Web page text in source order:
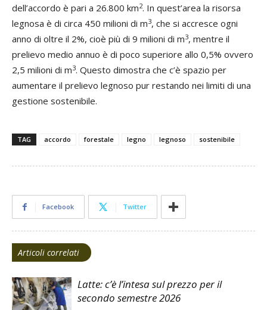
dell’accordo è pari a 26.800 km2. In quest’area la risorsa
legnosa è di circa 450 milioni di m3, che si accresce ogni
anno di oltre il 2%, cioè più di 9 milioni di m3, mentre il
prelievo medio annuo è di poco superiore allo 0,5% ovvero
2,5 milioni di m3. Questo dimostra che c’è spazio per
aumentare il prelievo legnoso pur restando nei limiti di una
gestione sostenibile.
TAG accordo forestale legno legnoso sostenibile
Facebook Twitter
Articoli correlati
Latte: c’è l’intesa sul prezzo per il
secondo semestre 2026